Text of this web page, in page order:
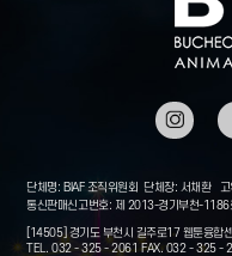
인스타
그램
단체명: BIAF 조직위원회 단체장: 서채환
통신판매신고번호: 제 2013-경기부천-1186
[14505] 경기도 부천시 길주로17 웹툰융합
TEL. 032 - 325 - 2061 FAX. 032 - 325 -